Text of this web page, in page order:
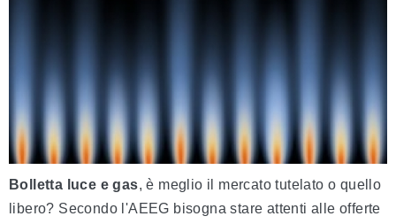
Bolletta luce e gas, è meglio il mercato tutelato o quello
libero? Secondo l'AEEG bisogna stare attenti alle offerte